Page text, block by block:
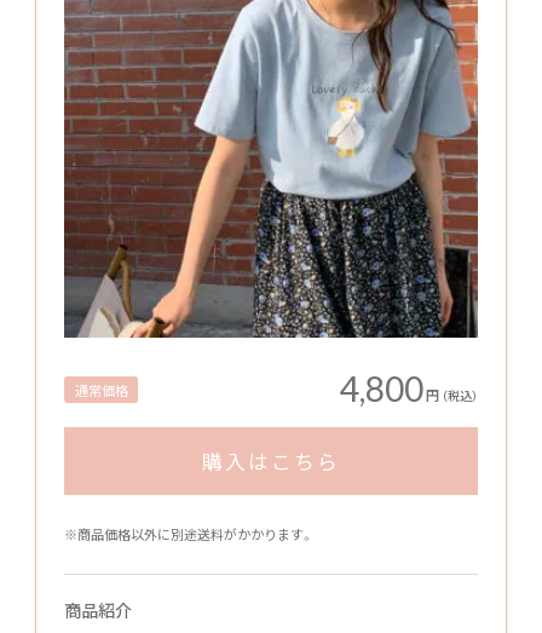
通常価格 4,800円 （税込）
購入はこちら
※商品価格以外に別途送料がかかります。
商品紹介